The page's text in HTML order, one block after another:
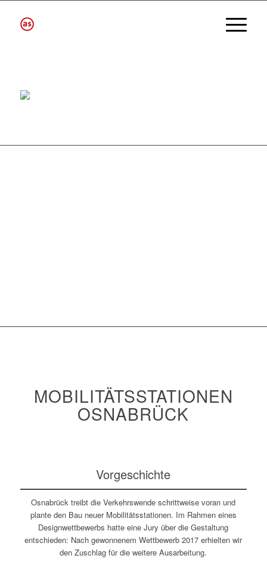
MOBILITÄTSSTATIONEN
OSNABRÜCK
Vorgeschichte
Osnabrück treibt die Verkehrswende schrittweise voran und
plante den Bau neuer Mobilitätsstationen. Im Rahmen eines
Designwettbewerbs hatte eine Jury über die Gestaltung
entschieden: Nach gewonnenem Wettbewerb 2017 erhielten wir
den Zuschlag für die weitere Ausarbeitung.